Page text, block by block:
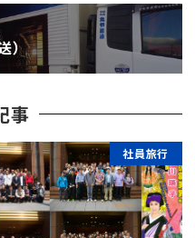
）
事
社員旅行